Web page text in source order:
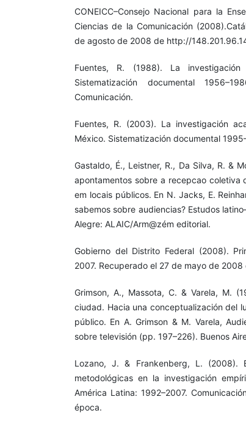
CONEICC–Consejo Nacional para la
Ciencias de la Comunicación
de agosto de 2008 de http://
Fuentes, R. (1988). La
Sistematización documental
Comunicación.
Fuentes, R. (2003). La investigación
México. Sistematización documental
Gastaldo, É., Leistner, R., Da Silva, R. &
apontamentos sobre a recepcao
em locais públicos. En N. Jacks, E.
sabemos sobre audiencias? Estudos
Alegre: ALAIC/Arm@zém editorial.
Gobierno del Distrito Federal (2008).
2007. Recuperado el 27 de mayo de
Grimson, A., Massota, C. & Varela, M.
ciudad. Hacia una conceptualización del
público. En A. Grimson & M. Varela,
sobre televisión (pp. 197–226). Buenos
Lozano, J. & Frankenberg, L. (2008).
metodológicas en la investigación
América Latina: 1992–2007.
época.